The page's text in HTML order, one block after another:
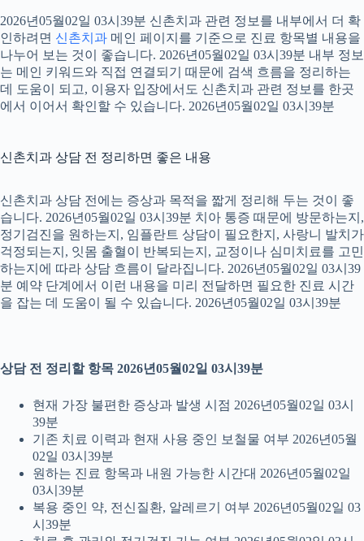
2026년05월02일 03시39분 신촌치과 관련 정보를 내부에서 더 확
인하려면 신촌치과 메인 페이지를 기준으로 진료 항목별 내용을
나누어 보는 것이 좋습니다. 2026년05월02일 03시39분 내부 정보
는 메인 키워드와 직접 연결되기 때문에 검색 흐름을 정리하는
데 도움이 되고, 이용자 입장에서도 신촌치과 관련 정보를 한곳
에서 이어서 확인할 수 있습니다. 2026년05월02일 03시39분
신촌치과 상담 전 정리하면 좋은 내용
신촌치과 상담 전에는 증상과 목적을 짧게 정리해 두는 것이 좋
습니다. 2026년05월02일 03시39분 치아 통증 때문에 방문하는지,
정기검진을 원하는지, 임플란트 상담이 필요한지, 사랑니 발치가
걱정되는지, 잇몸 출혈이 반복되는지, 교정이나 심미치료를 고민
하는지에 따라 상담 흐름이 달라집니다. 2026년05월02일 03시39
분 예약 단계에서 이런 내용을 미리 전달하면 필요한 진료 시간
을 잡는 데 도움이 될 수 있습니다. 2026년05월02일 03시39분
상담 전 정리할 항목 2026년05월02일 03시39분
현재 가장 불편한 증상과 발생 시점 2026년05월02일 03시
39분
기존 치료 이력과 현재 사용 중인 보철물 여부 2026년05월
02일 03시39분
원하는 진료 항목과 내원 가능한 시간대 2026년05월02일
03시39분
복용 중인 약, 전신질환, 알레르기 여부 2026년05월02일 03
시39분